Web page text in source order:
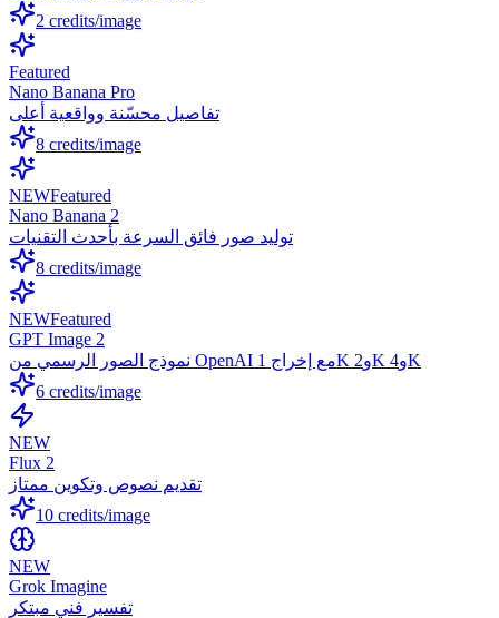
2 credits/image
Featured
Nano Banana Pro
تفاصيل محسّنة وواقعية أعلى
8 credits/image
NEWFeatured
Nano Banana 2
توليد صور فائق السرعة بأحدث التقنيات
8 credits/image
NEWFeatured
GPT Image 2
نموذج الصور الرسمي من OpenAI مع إخراج 1K و2K و4K
6 credits/image
NEW
Flux 2
تقديم نصوص وتكوين ممتاز
10 credits/image
NEW
Grok Imagine
تفسير فني مبتكر